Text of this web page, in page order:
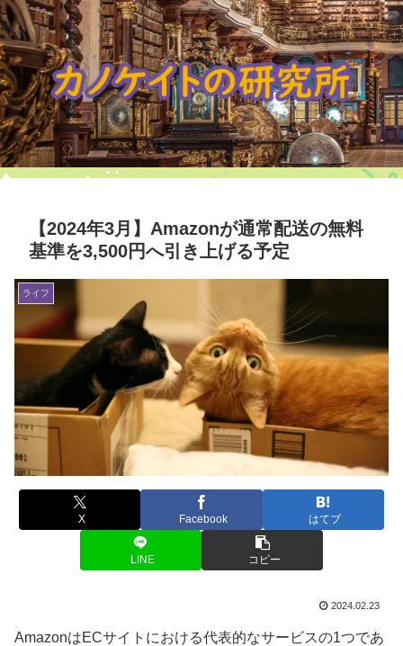
【2024年3月】Amazonが通常配送の無料
基準を3,500円へ引き上げる予定
ライフ
X Facebook はてブ
LINE コピー
2024.02.23
AmazonはECサイトにおける代表的なサービスの1つであ